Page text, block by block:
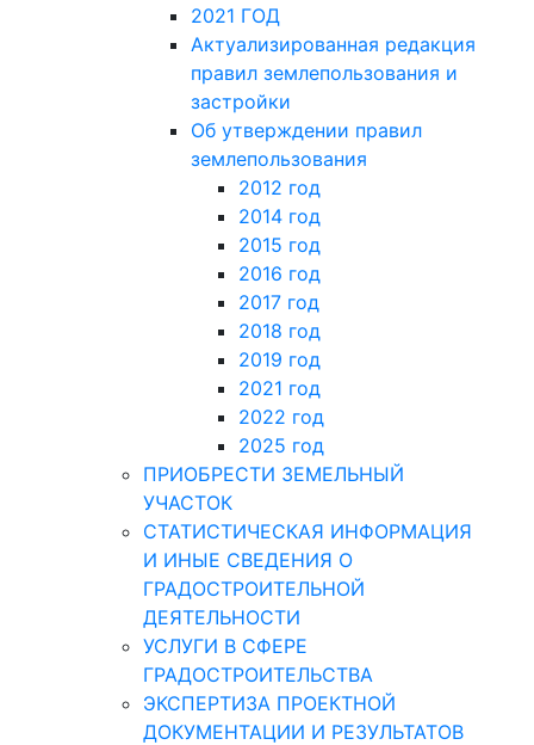
2021 ГОД
Актуализированная редакция
правил землепользования и
застройки
Об утверждении правил
землепользования
2012 год
2014 год
2015 год
2016 год
2017 год
2018 год
2019 год
2021 год
2022 год
2025 год
ПРИОБРЕСТИ ЗЕМЕЛЬНЫЙ
УЧАСТОК
СТАТИСТИЧЕСКАЯ ИНФОРМАЦИЯ
И ИНЫЕ СВЕДЕНИЯ О
ГРАДОСТРОИТЕЛЬНОЙ
ДЕЯТЕЛЬНОСТИ
УСЛУГИ В СФЕРЕ
ГРАДОСТРОИТЕЛЬСТВА
ЭКСПЕРТИЗА ПРОЕКТНОЙ
ДОКУМЕНТАЦИИ И РЕЗУЛЬТАТОВ